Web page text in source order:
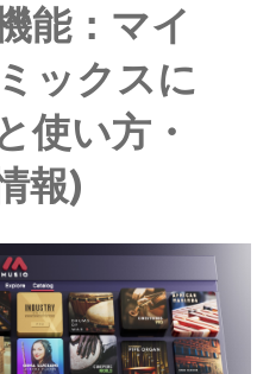
能：マイ
ックスに
使い方・
報)